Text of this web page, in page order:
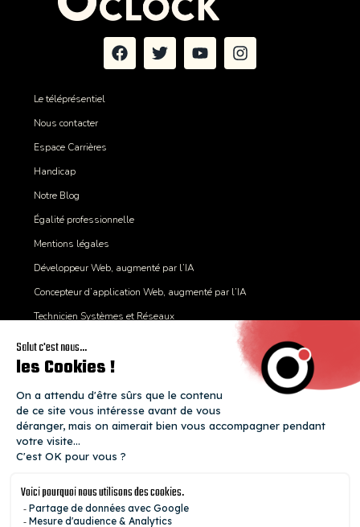
Le téléprésentiel
Nous contacter
Espace Carrières
Handicap
Notre Blog
Égalité professionnelle
Mentions légales
Développeur Web, augmenté par l’IA
Concepteur d’application Web, augmenté par l’IA
Technicien Systèmes et Réseaux
Expert CyberSécurité
Certificat Qualiopi
Mobilité internationale
Un coup de fil ?
+33 1 89 71 65 30